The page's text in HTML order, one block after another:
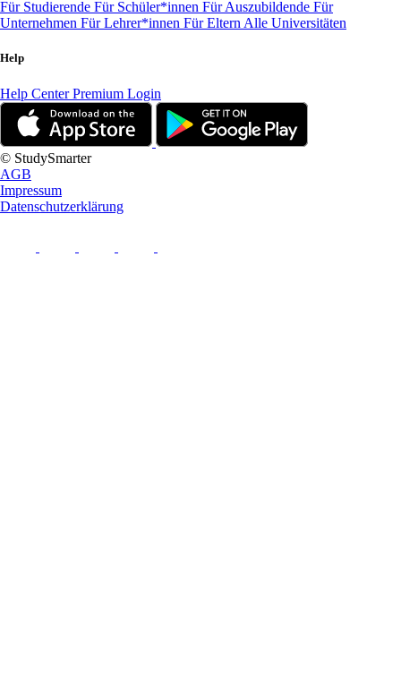
Für Studierende Für Schüler*innen Für Auszubildende Für
Unternehmen Für Lehrer*innen Für Eltern Alle Universitäten
Help
Help CenterPremium Login
© StudySmarter
AGB
Impressum
Datenschutzerklärung